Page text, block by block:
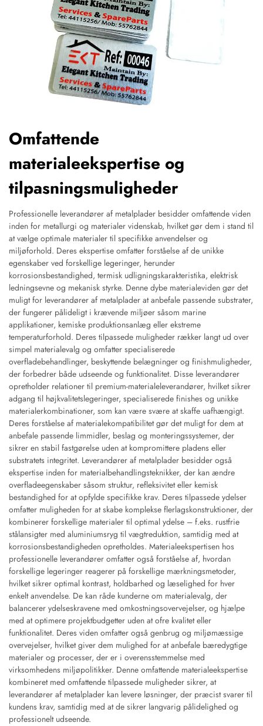
Omfattende
materialeekspertise og
tilpasningsmuligheder
Professionelle leverandører af metalplader besidder omfattende viden
inden for metallurgi og materialer videnskab, hvilket gør dem i stand til
at vælge optimale materialer til specifikke anvendelser og
miljøforhold. Deres ekspertise omfatter forståelse af de unikke
egenskaber ved forskellige legeringer, herunder
korrosionsbestandighed, termisk udligningskarakteristika, elektrisk
ledningsevne og mekanisk styrke. Denne dybe materialeviden gør det
muligt for leverandører af metalplader at anbefale passende substrater,
der fungerer pålideligt i krævende miljøer såsom marine
applikationer, kemiske produktionsanlæg eller ekstreme
temperaturforhold. Deres tilpassede muligheder rækker langt ud over
simpel materialevalg og omfatter specialiserede
overfladebehandlinger, beskyttende belægninger og finishmuligheder,
der forbedrer både udseende og funktionalitet. Disse leverandører
opretholder relationer til premium-materialeleverandører, hvilket sikrer
adgang til højkvalitetslegeringer, specialiserede finishes og unikke
materialerkombinationer, som kan være svære at skaffe uafhængigt.
Deres forståelse af materialekompatibilitet gør det muligt for dem at
anbefale passende limmidler, beslag og monteringssystemer, der
sikrer en stabil fastgørelse uden at kompromittere pladens eller
substratets integritet. Leverandører af metalplader besidder også
ekspertise inden for materialbehandlingsteknikker, der kan ændre
overfladeegenskaber såsom struktur, refleksivitet eller kemisk
bestandighed for at opfylde specifikke krav. Deres tilpassede ydelser
omfatter muligheden for at skabe komplekse flerlagskonstruktioner, der
kombinerer forskellige materialer til optimal ydelse – f.eks. rustfrie
stålansigter med aluminiumsryg til vægtreduktion, samtidig med at
korrosionsbestandigheden opretholdes. Materialeekspertisen hos
professionelle leverandører omfatter også forståelse af, hvordan
forskellige legeringer reagerer på forskellige mærkningsmetoder,
hvilket sikrer optimal kontrast, holdbarhed og læselighed for hver
enkelt anvendelse. De kan råde kunderne om materialevalg, der
balancerer ydelseskravene med omkostningsovervejelser, og hjælpe
med at optimere projektbudgetter uden at ofre kvalitet eller
funktionalitet. Deres viden omfatter også genbrug og miljømæssige
overvejelser, hvilket giver dem mulighed for at anbefale bæredygtige
materialer og processer, der er i overensstemmelse med
virksomhedens miljøpolitikker. Denne omfattende materialeekspertise
kombineret med omfattende tilpassede muligheder sikrer, at
leverandører af metalplader kan levere løsninger, der præcist svarer til
kundens krav, samtidig med at de sikrer langvarig pålidelighed og
professionelt udseende.